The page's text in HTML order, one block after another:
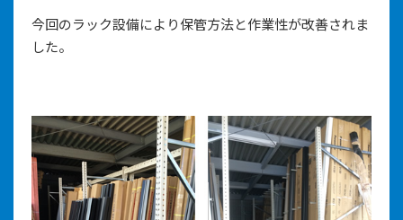
今回のラック設備により保管方法と作業性が改善されま
した。